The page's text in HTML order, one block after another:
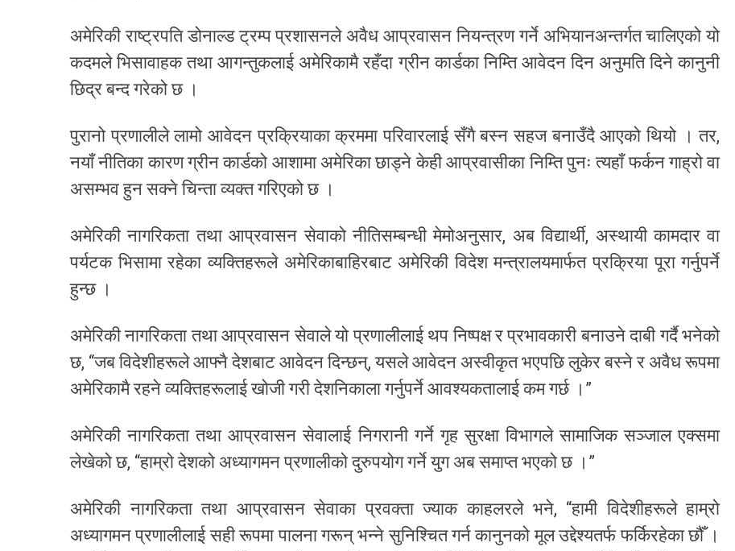
अमेरिकी राष्ट्रपति डोनाल्ड ट्रम्प प्रशासनले अवैध आप्रवासन नियन्त्रण गर्ने अभियानअन्तर्गत चालिएको यो
कदमले भिसावाहक तथा आगन्तुकलाई अमेरिकामै रहँदा ग्रीन कार्डका निम्ति आवेदन दिन अनुमति दिने कानुनी
छिद्र बन्द गरेको छ ।
पुरानो प्रणालीले लामो आवेदन प्रक्रियाका क्रममा परिवारलाई सँगै बस्न सहज बनाउँदै आएको थियो । तर,
नयाँ नीतिका कारण ग्रीन कार्डको आशामा अमेरिका छाड्ने केही आप्रवासीका निम्ति पुनः त्यहाँ फर्कन गाह्रो वा
असम्भव हुन सक्ने चिन्ता व्यक्त गरिएको छ ।
अमेरिकी नागरिकता तथा आप्रवासन सेवाको नीतिसम्बन्धी मेमोअनुसार, अब विद्यार्थी, अस्थायी कामदार वा
पर्यटक भिसामा रहेका व्यक्तिहरूले अमेरिकाबाहिरबाट अमेरिकी विदेश मन्त्रालयमार्फत प्रक्रिया पूरा गर्नुपर्ने
हुन्छ ।
अमेरिकी नागरिकता तथा आप्रवासन सेवाले यो प्रणालीलाई थप निष्पक्ष र प्रभावकारी बनाउने दाबी गर्दै भनेको
छ, “जब विदेशीहरूले आफ्नै देशबाट आवेदन दिन्छन्, यसले आवेदन अस्वीकृत भएपछि लुकेर बस्ने र अवैध रूपमा
अमेरिकामै रहने व्यक्तिहरूलाई खोजी गरी देशनिकाला गर्नुपर्ने आवश्यकतालाई कम गर्छ ।”
अमेरिकी नागरिकता तथा आप्रवासन सेवालाई निगरानी गर्ने गृह सुरक्षा विभागले सामाजिक सञ्जाल एक्समा
लेखेको छ, “हाम्रो देशको अध्यागमन प्रणालीको दुरुपयोग गर्ने युग अब समाप्त भएको छ ।”
अमेरिकी नागरिकता तथा आप्रवासन सेवाका प्रवक्ता ज्याक काहलरले भने, “हामी विदेशीहरूले हाम्रो
अध्यागमन प्रणालीलाई सही रूपमा पालना गरून् भन्ने सुनिश्चित गर्न कानुनको मूल उद्देश्यतर्फ फर्किरहेका छौँ ।